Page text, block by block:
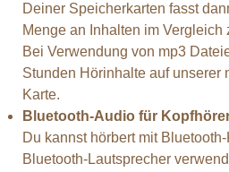
Deiner Speicherkarten fasst
Menge an Inhalten im Vergleich
Bei Verwendung von mp3
Stunden Hörinhalte auf unserer
Karte.
Bluetooth-Audio für
Du kannst hörbert mit
Bluetooth-Lautsprecher